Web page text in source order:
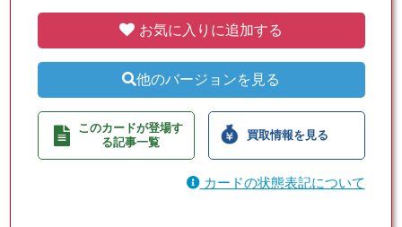
お気に入りに追加する
他のバージョンを見る
このカードが登場す
る記事一覧
買取情報を見る
カードの状態表記について